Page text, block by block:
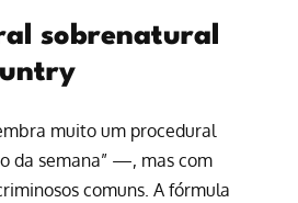
sobrenatural
muito um procedural
da semana” —, mas com
comuns. A fórmula